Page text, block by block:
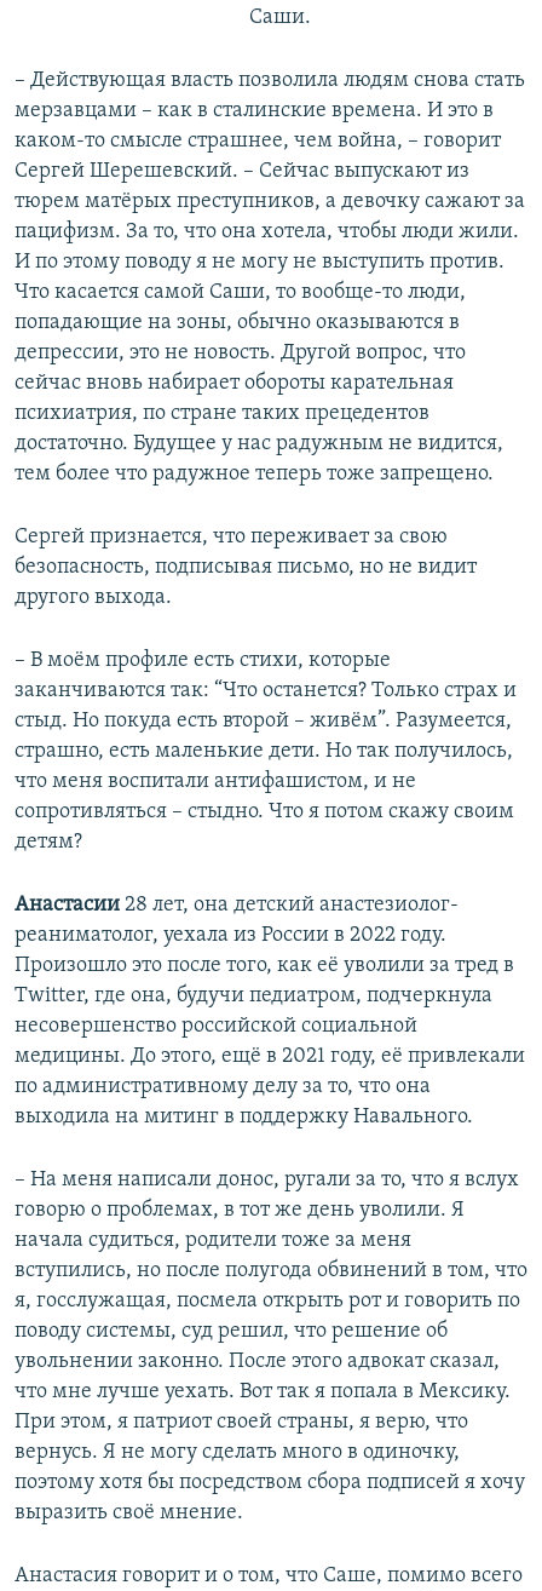
Саши.
– Действующая власть позволила людям снова стать
мерзавцами – как в сталинские времена. И это в
каком-то смысле страшнее, чем война, – говорит
Сергей Шерешевский. – Сейчас выпускают из
тюрем матёрых преступников, а девочку сажают за
пацифизм. За то, что она хотела, чтобы люди жили.
И по этому поводу я не могу не выступить против.
Что касается самой Саши, то вообще-то люди,
попадающие на зоны, обычно оказываются в
депрессии, это не новость. Другой вопрос, что
сейчас вновь набирает обороты карательная
психиатрия, по стране таких прецедентов
достаточно. Будущее у нас радужным не видится,
тем более что радужное теперь тоже запрещено.
Сергей признается, что переживает за свою
безопасность, подписывая письмо, но не видит
другого выхода.
– В моём профиле есть стихи, которые
заканчиваются так: “Что останется? Только страх и
стыд. Но покуда есть второй – живём”. Разумеется,
страшно, есть маленькие дети. Но так получилось,
что меня воспитали антифашистом, и не
сопротивляться – стыдно. Что я потом скажу своим
детям?
Анастасии 28 лет, она детский анастезиолог-
реаниматолог, уехала из России в 2022 году.
Произошло это после того, как её уволили за тред в
Twitter, где она, будучи педиатром, подчеркнула
несовершенство российской социальной
медицины. До этого, ещё в 2021 году, её привлекали
по административному делу за то, что она
выходила на митинг в поддержку Навального.
– На меня написали донос, ругали за то, что я вслух
говорю о проблемах, в тот же день уволили. Я
начала судиться, родители тоже за меня
вступились, но после полугода обвинений в том, что
я, госслужащая, посмела открыть рот и говорить по
поводу системы, суд решил, что решение об
увольнении законно. После этого адвокат сказал,
что мне лучше уехать. Вот так я попала в Мексику.
При этом, я патриот своей страны, я верю, что
вернусь. Я не могу сделать много в одиночку,
поэтому хотя бы посредством сбора подписей я хочу
выразить своё мнение.
Анастасия говорит и о том, что Саше, помимо всего